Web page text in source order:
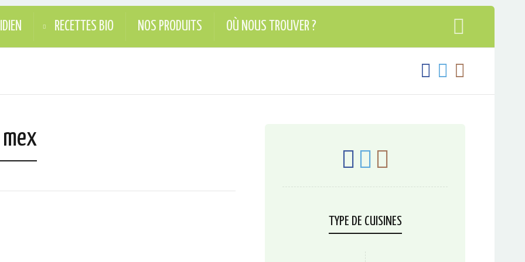
RECETTES BIO NOS PRODUITS OÙ NOUS TROUVER ?
TYPE DE CUISINES